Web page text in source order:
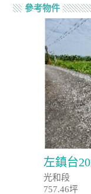
參考物件
左鎮台
光和段
757.46坪